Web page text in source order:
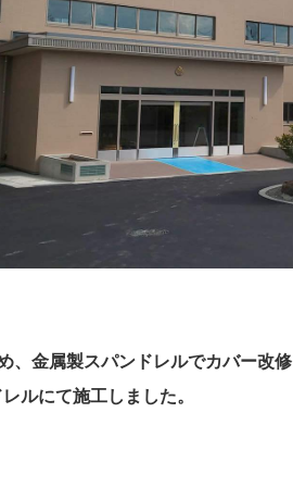
、金属製スパンドレルでカバー改
ルにて施工しました。